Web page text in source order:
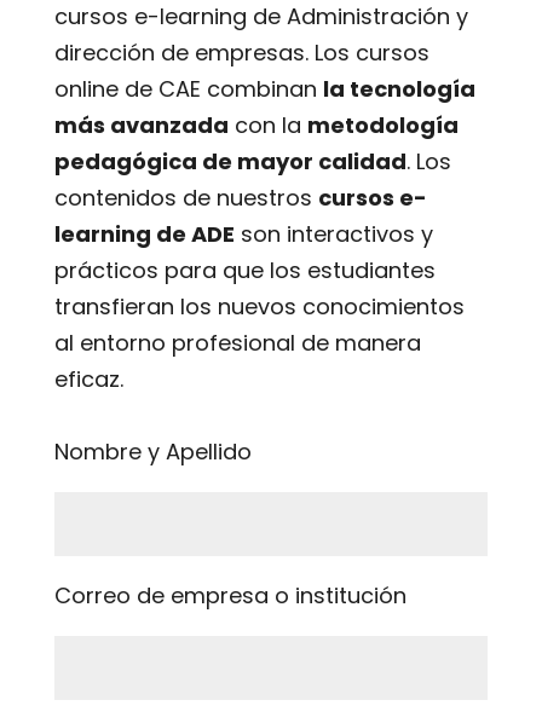
cursos e-learning de Administración y
dirección de empresas. Los cursos
online de CAE combinan la tecnología
más avanzada con la metodología
pedagógica de mayor calidad. Los
contenidos de nuestros cursos e-
learning de ADE son interactivos y
prácticos para que los estudiantes
transfieran los nuevos conocimientos
al entorno profesional de manera
eficaz.
Nombre y Apellido
Correo de empresa o institución